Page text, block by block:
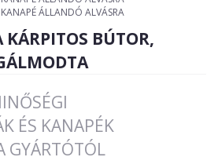
KÁRPITOS BÚTOR,
ÉS KANAPÉK
GYÁRTÓTÓL